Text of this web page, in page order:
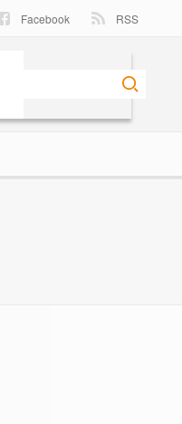
Facebook RSS